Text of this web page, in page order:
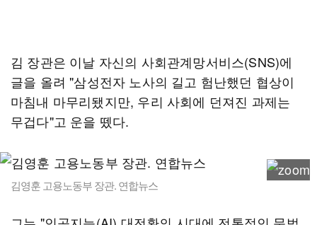
김 장관은 이날 자신의 사회관계망서비스(SNS)에
글을 올려 "삼성전자 노사의 길고 험난했던 협상이
마침내 마무리됐지만, 우리 사회에 던져진 과제는
무겁다"고 운을 뗐다.
김영훈 고용노동부 장관. 연합뉴스